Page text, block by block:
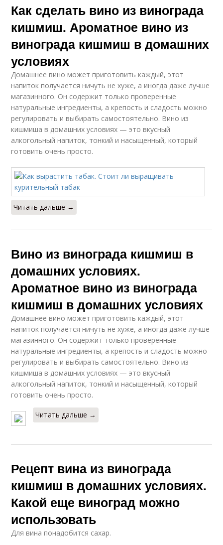
Как сделать вино из винограда
кишмиш. Ароматное вино из
винограда кишмиш в домашних
условиях
Домашнее вино может приготовить каждый, этот
напиток получается ничуть не хуже, а иногда даже лучше
магазинного. Он содержит только проверенные
натуральные ингредиенты, а крепость и сладость можно
регулировать и выбирать самостоятельно. Вино из
кишмиша в домашних условиях — это вкусный
алкогольный напиток, тонкий и насыщенный, который
готовить очень просто.
Читать дальше →
Вино из винограда кишмиш в
домашних условиях.
Ароматное вино из винограда
кишмиш в домашних условиях
Домашнее вино может приготовить каждый, этот
напиток получается ничуть не хуже, а иногда даже лучше
магазинного. Он содержит только проверенные
натуральные ингредиенты, а крепость и сладость можно
регулировать и выбирать самостоятельно. Вино из
кишмиша в домашних условиях — это вкусный
алкогольный напиток, тонкий и насыщенный, который
готовить очень просто.
Читать дальше →
Рецепт вина из винограда
кишмиш в домашних условиях.
Какой еще виноград можно
использовать
Для вина понадобится сахар.